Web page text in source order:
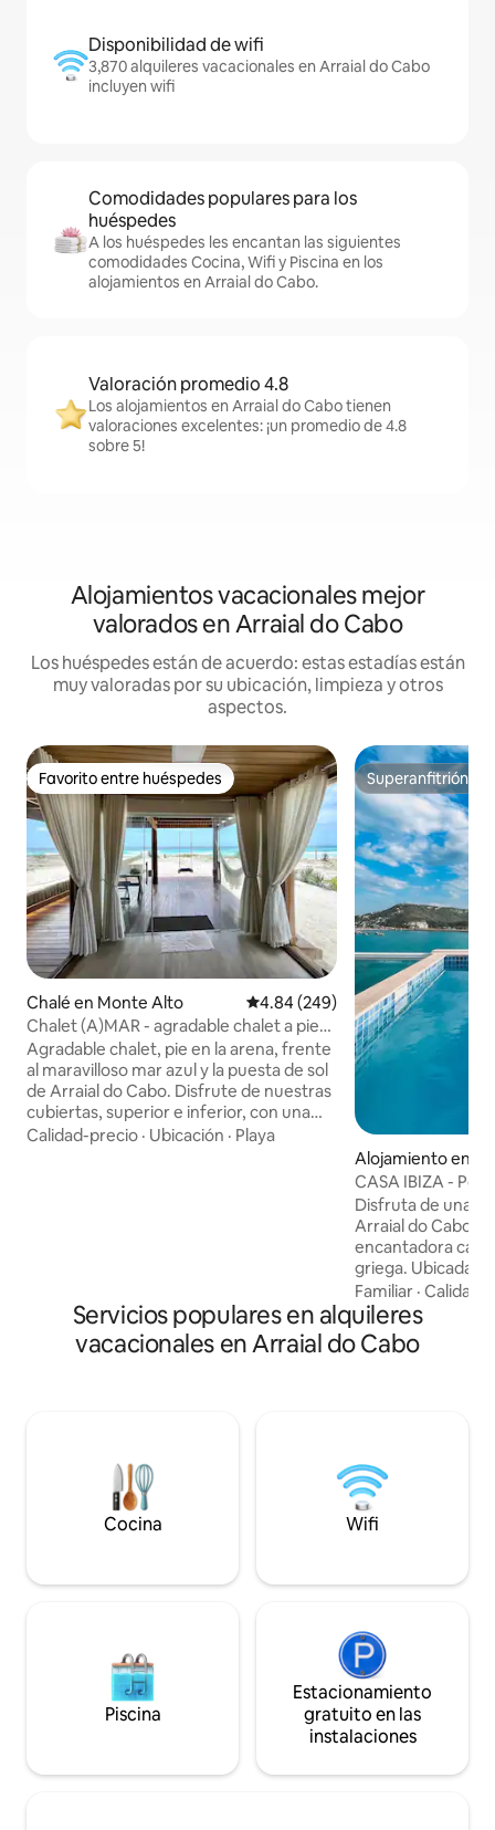
Disponibilidad de wifi
3,870 alquileres vacacionales en Arraial do Cabo
incluyen wifi
Comodidades populares para los
huéspedes
A los huéspedes les encantan las siguientes
comodidades Cocina, Wifi y Piscina en los
alojamientos en Arraial do Cabo.
Valoración promedio 4.8
Los alojamientos en Arraial do Cabo tienen
valoraciones excelentes: ¡un promedio de 4.8
sobre 5!
Alojamientos vacacionales mejor
valorados en Arraial do Cabo
Los huéspedes están de acuerdo: estas estadías están
muy valoradas por su ubicación, limpieza y otros
aspectos.
Favorito entre huéspedes
Favorito entre huéspedes
Chalé en Monte Alto Calificación promedio: 4.84 de
4.84 (249)
Chalet (A)MAR - agradable chalet a pie
de playa
Agradable chalet, pie en la arena, frente
al maravilloso mar azul y la puesta de sol
de Arraial do Cabo. Disfrute de nuestras
cubiertas, superior e inferior, con una
vista impresionante, en un ambiente
de Arraial. ¡Relájese en este espacio
tranquilo y elegante!
Calidad-precio · Ubicación · Playa
Superanfitrión
Superanfitrión
Alojamiento en
bo
CASA IBIZA -
do Cabo - Río de
Disfruta de una
Arraial do Cabo
encantadora
griega. Ubicada
de las regiones
ciudad, combina
Mediterráneo con
“Caribe
espectáculo al
Familiar ·Calidad-
Servicios populares en alquileres
vacacionales en Arraial do Cabo
Cocina Wifi
Piscina
Estacionamiento
gratuito en las
instalaciones